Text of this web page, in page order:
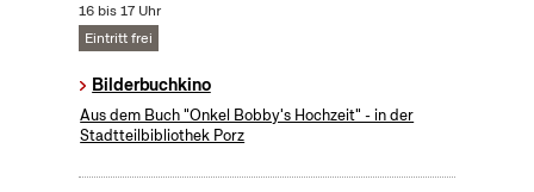
16 bis 17 Uhr
Eintritt frei
Bilderbuchkino
Aus dem Buch "Onkel Bobby's Hochzeit" - in der
Stadtteilbibliothek Porz